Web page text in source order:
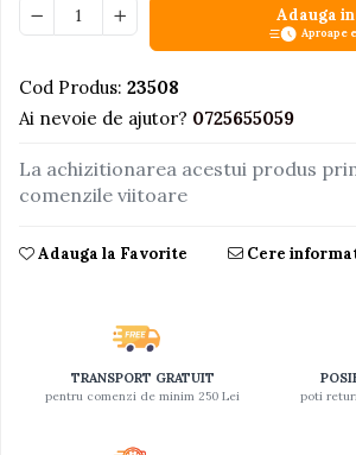
Jocuri sportive
Jucarii educative din lemn
Motociclete
Muzica si instrumente
Pistoale
Plastilina
Seturi de doctor
Seturi de rufe
Adauga
Aproape
Cod Produs: 23508
Ai nevoie de ajutor? 0725655059
La achizitionarea acestui produs
comenzile viitoare
Adauga la Favorite Cere
TRANSPORT GRATUIT
pentru comenzi de minim 250 Lei poti